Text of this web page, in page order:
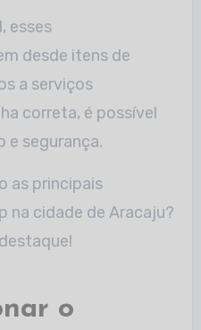
esses
desde itens de
a serviços
correta, é possível
segurança.
as principais
na cidade de Aracaju?
o